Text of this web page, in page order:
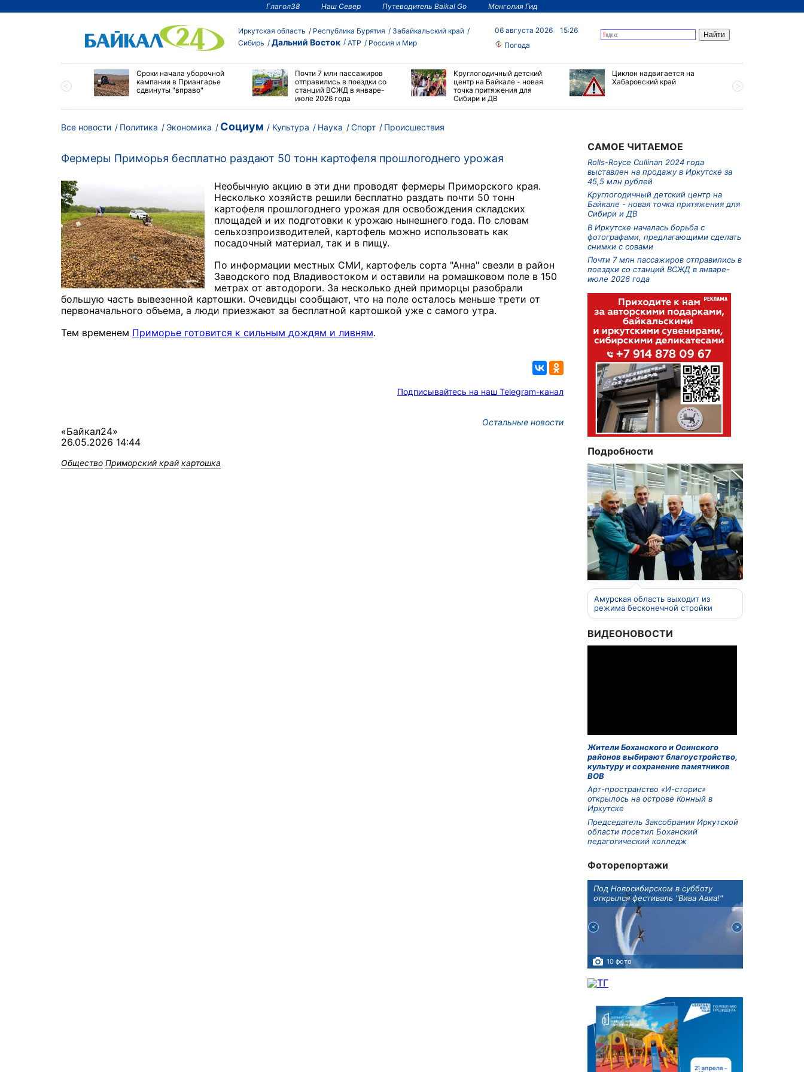
Глагол38 Наш Север Путеводитель Baikal Go Монголия Гид
Иркутская область Республика Бурятия
Забайкальский край
Сибирь
Дальний Восток АТР Россия и Мир
06 августа 2026
15:26
Погода
колледжах
Сроки начала уборочной
кампании в Приангарье
сдвинуты "вправо"
Почти 7 млн пассажиров
отправились в поездки со
станций ВСЖД в январе-
июле 2026 года
Круглогодичный детский
центр на Байкале - новая
точка притяжения для
Сибири и ДВ
Циклон надвигается на
Хабаровский край
Все новости Политика Экономика Социум Культура Наука Спорт Происшествия
Фермеры Приморья бесплатно раздают 50 тонн картофеля прошлогоднего урожая
Необычную акцию в эти дни проводят фермеры Приморского края.
Несколько хозяйств решили бесплатно раздать почти 50 тонн
картофеля прошлогоднего урожая для освобождения складских
площадей и их подготовки к урожаю нынешнего года. По словам
сельхозпроизводителей, картофель можно использовать как
посадочный материал, так и в пищу.
По информации местных СМИ, картофель сорта "Анна" свезли в район
Заводского под Владивостоком и оставили на ромашковом поле в 150
метрах от автодороги. За несколько дней приморцы разобрали
большую часть вывезенной картошки. Очевидцы сообщают, что на поле осталось меньше трети от
первоначального объема, а люди приезжают за бесплатной картошкой уже с самого утра.
Тем временем Приморье готовится к сильным дождям и ливням.
Подписывайтесь на наш Telegram-канал
Остальные новости
«Байкал24»
26.05.2026 14:44
Общество Приморский край картошка
САМОЕ ЧИТАЕМОЕ
Rolls-Royce Cullinan 2024 года
выставлен на продажу в Иркутске за
45,5 млн рублей
Круглогодичный детский центр на
Байкале - новая точка притяжения для
Сибири и ДВ
В Иркутске началась борьба с
фотографами, предлагающими сделать
снимки с совами
Почти 7 млн пассажиров отправились в
поездки со станций ВСЖД в январе-
июле 2026 года
Подробности
Амурская область выходит из
режима бесконечной стройки
ВИДЕОНОВОСТИ
Жители Боханского и Осинского
районов выбирают благоустройство,
культуру и сохранение памятников
ВОВ
Арт-пространство «И-сторис»
открылось на острове Конный в
Иркутске
Председатель Заксобрания Иркутской
области посетил Боханский
педагогический колледж
Фоторепортажи
Под Новосибирском в субботу
открылся фестиваль "Вива Авиа!"
10 фото